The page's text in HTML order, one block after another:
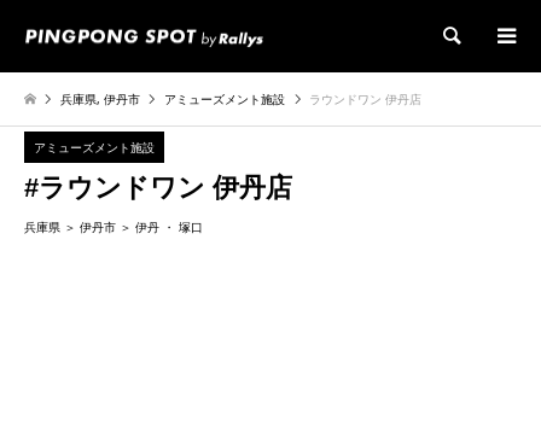
検索
兵庫県,伊丹市 アミューズメント施設 ラウンドワン 伊丹店
アミューズメント施設
#ラウンドワン 伊丹店
兵庫県 伊丹市 伊丹 塚口